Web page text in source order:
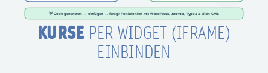
KURSE PER WIDGET (IFRAME)
EINBINDEN